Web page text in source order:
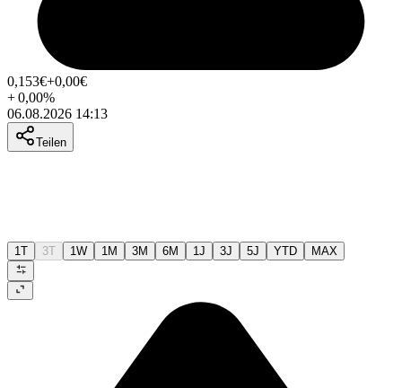
0,153€+0,00€
+0,00%
06.08.2026 14:13
Teilen
1T 3T 1W 1M 3M 6M 1J 3J 5J YTD MAX